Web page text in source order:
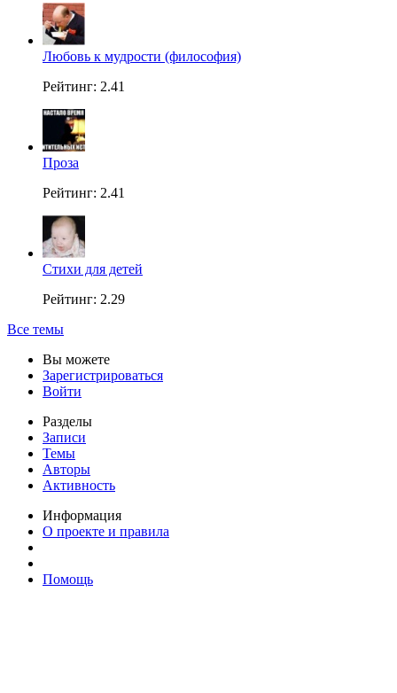
Любовь к мудрости (философия)
Рейтинг: 2.41
Проза
Рейтинг: 2.41
Стихи для детей
Рейтинг: 2.29
Все темы
Вы можете
Зарегистрироваться
Войти
Разделы
Записи
Темы
Авторы
Активность
Информация
О проекте и правила
Помощь